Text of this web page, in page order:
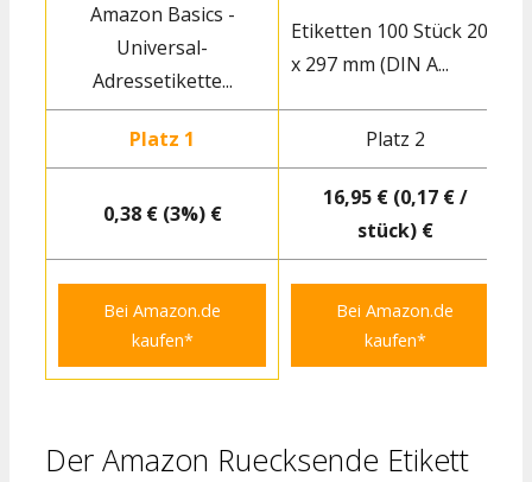
Amazon Basics -
Universal-
Adressetikette...
Etiketten 100 Stück 200
x 297 mm (DIN A...
Platz 1 Platz 2
0,38 € (3%) €
16,95 € (0,17 € /
stück) €
Bei Amazon.de
kaufen*
Bei Amazon.de
kaufen*
Der Amazon Ruecksende Etikett